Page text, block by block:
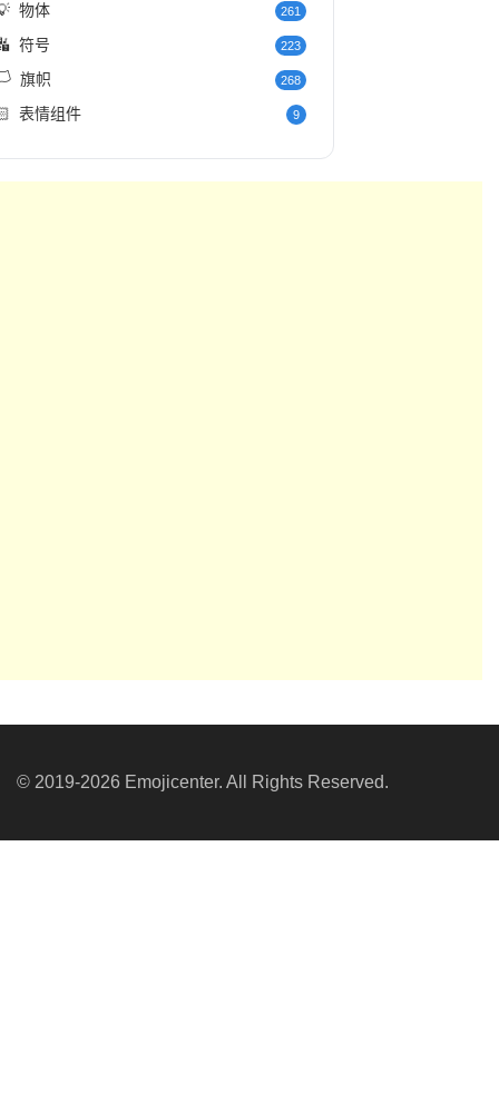
物体 261
符号 223
旗帜 268
表情组件 9
© 2019-2026 Emojicenter. All Rights Reserved.